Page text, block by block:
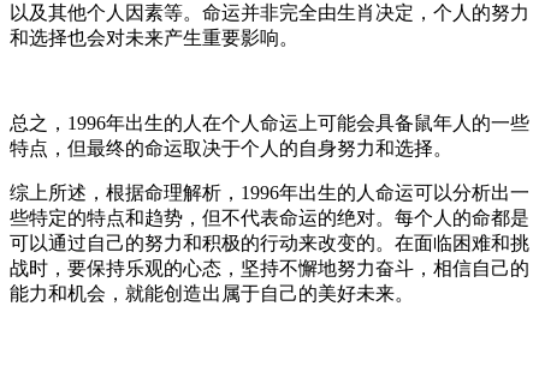
以及其他个人因素等。命运并非完全由生肖决定，个人的努力
和选择也会对未来产生重要影响。
总之，1996年出生的人在个人命运上可能会具备鼠年人的一些
特点，但最终的命运取决于个人的自身努力和选择。
综上所述，根据命理解析，1996年出生的人命运可以分析出一
些特定的特点和趋势，但不代表命运的绝对。每个人的命都是
可以通过自己的努力和积极的行动来改变的。在面临困难和挑
战时，要保持乐观的心态，坚持不懈地努力奋斗，相信自己的
能力和机会，就能创造出属于自己的美好未来。